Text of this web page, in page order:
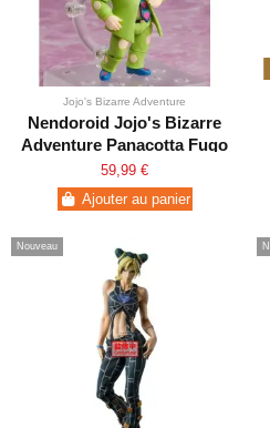
Jojo's Bizarre Adventure
Nendoroid Jojo's Bizarre
Adventure Panacotta Fugo
59,99 €
Ajouter au panier
Nouveau